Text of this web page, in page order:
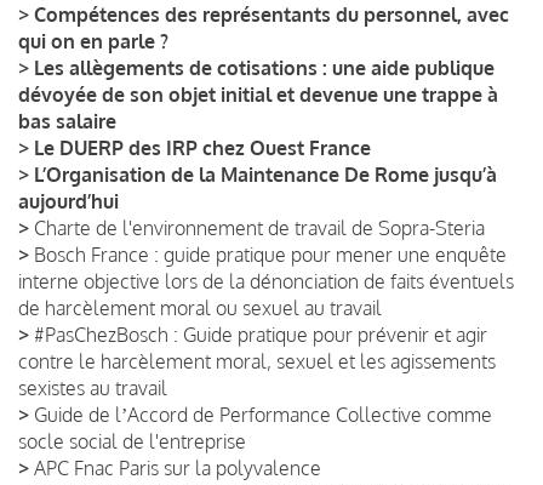
> Compétences des représentants du personnel, avec
qui on en parle ?
> Les allègements de cotisations : une aide publique
dévoyée de son objet initial et devenue une trappe à
bas salaire
> Le DUERP des IRP chez Ouest France
> L’Organisation de la Maintenance De Rome jusqu’à
aujourd’hui
> Charte de l'environnement de travail de Sopra-Steria
> Bosch France : guide pratique pour mener une enquête
interne objective lors de la dénonciation de faits éventuels
de harcèlement moral ou sexuel au travail
> #PasChezBosch : Guide pratique pour prévenir et agir
contre le harcèlement moral, sexuel et les agissements
sexistes au travail
> Guide de lʼAccord de Performance Collective comme
socle social de l'entreprise
> APC Fnac Paris sur la polyvalence